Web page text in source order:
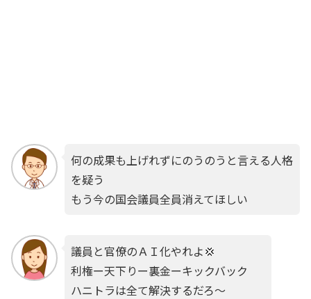
何の成果も上げれずにのうのうと言える人格
を疑う
もう今の国会議員全員消えてほしい
議員と官僚のＡＩ化やれよ💢
利権ー天下りー裏金ーキックバック
ハニトラは全て解決するだろ〜